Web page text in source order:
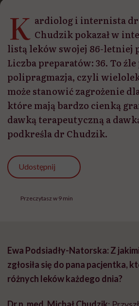
K ardiolog i internista dr
Chudzik pokazał w
listą leków swojej 86-letniej
Liczba preparatów: 36. To
polipragmazja, czyli
może stanowić zagrożenie
które mają bardzo cienką
dawką terapeutyczną a
podkreśla dr Chudzik.
Udostępnij
Przeczytasz w 9 min
Ewa Podsiadły-Natorska: Z
zgłosiła się do pana pacjentka,
różnych leków każdego dnia?